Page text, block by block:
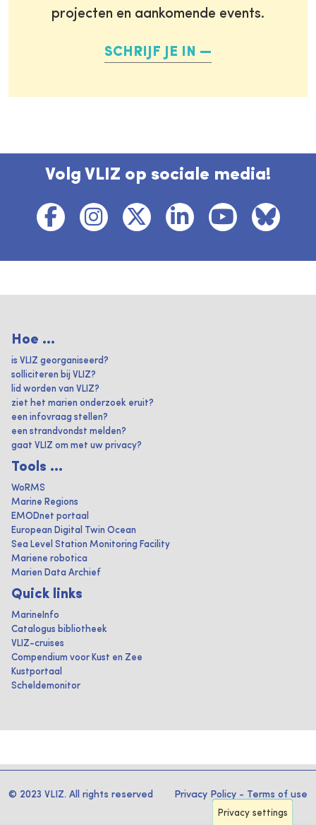
projecten en aankomende events.
SCHRIJF JE IN
Volg VLIZ op sociale media!
Hoe ...
is VLIZ georganiseerd?
solliciteren bij VLIZ?
lid worden van VLIZ?
ziet het marien onderzoek eruit?
een infovraag stellen?
een strandvondst melden?
gaat VLIZ om met uw privacy?
Tools ...
WoRMS
Marine Regions
EMODnet portaal
European Digital Twin Ocean
Sea Level Station Monitoring Facility
Mariene robotica
Marien Data Archief
Quick links
MarineInfo
Catalogus bibliotheek
VLIZ-cruises
Compendium voor Kust en Zee
Kustportaal
Scheldemonitor
© 2023 VLIZ. All rights reserved Privacy Policy - Terms of use
Privacy settings